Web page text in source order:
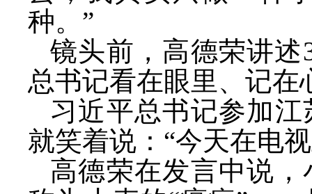
种。”
镜头前，高德荣讲述
总书记看在眼里、记在
习近平总书记参加
就笑着说： “今天在电
高德荣在发言中说